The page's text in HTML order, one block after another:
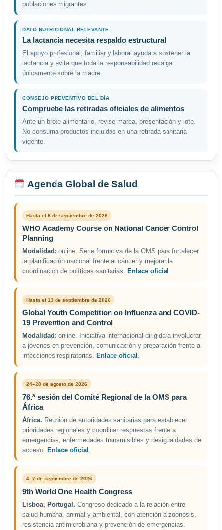
poblaciones migrantes.
DATO NUTRICIONAL RELEVANTE
La lactancia necesita respaldo estructural
El apoyo profesional, familiar y laboral ayuda a sostener la
lactancia y evita que toda la responsabilidad recaiga
únicamente sobre la madre.
CONSEJO PREVENTIVO DEL DÍA
Compruebe las retiradas oficiales de alimentos
Ante un brote alimentario, revise marca, presentación y lote.
No consuma productos incluidos en una retirada sanitaria
vigente.
Agenda Global de Salud
Hasta el 8 de septiembre de 2026
WHO Academy Course on National Cancer Control
Planning
Modalidad: online. Serie formativa de la OMS para fortalecer
la planificación nacional frente al cáncer y mejorar la
coordinación de políticas sanitarias. Enlace oficial .
Hasta el 13 de septiembre de 2026
Global Youth Competition on Influenza and COVID-
19 Prevention and Control
Modalidad: online. Iniciativa internacional dirigida a involucrar
a jóvenes en prevención, comunicación y preparación frente a
infecciones respiratorias. Enlace oficial .
24–28 de agosto de 2026
76.ª sesión del Comité Regional de la OMS para
África
África. Reunión de autoridades sanitarias para establecer
prioridades regionales y coordinar respuestas frente a
emergencias, enfermedades transmisibles y desigualdades de
acceso. Enlace oficial .
4–7 de septiembre de 2026
9th World One Health Congress
Lisboa, Portugal. Congreso dedicado a la relación entre
salud humana, animal y ambiental, con atención a zoonosis,
resistencia antimicrobiana y prevención de emergencias.